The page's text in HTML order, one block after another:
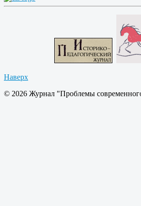
Наверх
© 2026 Журнал "Проблемы